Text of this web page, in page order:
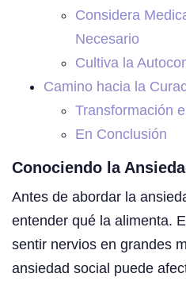
Considera
Necesario
Cultiva la
Camino hacia la
Transformación
En Conclusión
Conociendo la
Antes de abordar la
entender qué la alimenta.
sentir nervios en grandes
ansiedad social puede